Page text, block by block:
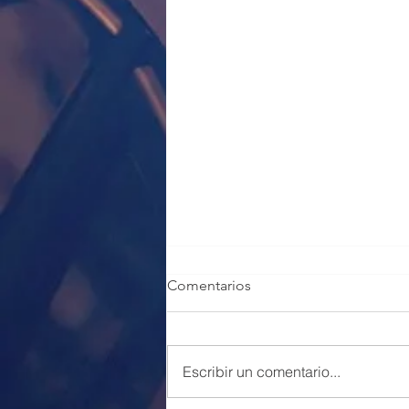
Comentarios
Escribir un comentario...